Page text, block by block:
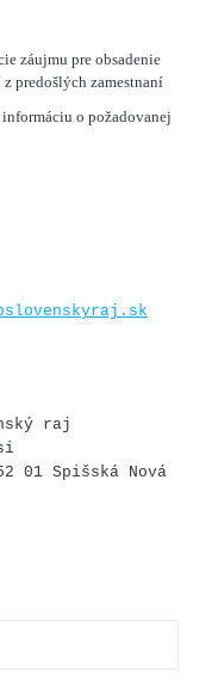
záujmu pre obsadenie
predošlých zamestnaní
o požadovanej
raj
01 Spišská Nová